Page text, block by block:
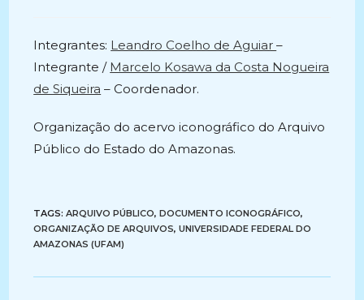
Integrantes: Leandro Coelho de Aguiar–
Integrante / Marcelo Kosawa da Costa Nogueira
de Siqueira – Coordenador.
Organização do acervo iconográfico do Arquivo
Público do Estado do Amazonas.
TAGS:ARQUIVO PÚBLICO, DOCUMENTO ICONOGRÁFICO,
ORGANIZAÇÃO DE ARQUIVOS, UNIVERSIDADE FEDERAL DO
AMAZONAS (UFAM)